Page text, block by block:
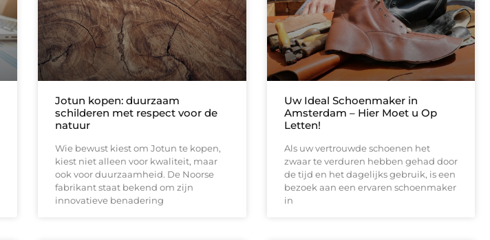
Jotun kopen: duurzaam
schilderen met respect voor de
natuur
Wie bewust kiest om Jotun te kopen,
kiest niet alleen voor kwaliteit, maar
ook voor duurzaamheid. De Noorse
fabrikant staat bekend om zijn
innovatieve benadering
Uw Ideal Schoenmaker in
Amsterdam – Hier Moet u Op
Letten!
Als uw vertrouwde schoenen het
zwaar te verduren hebben gehad door
de tijd en het dagelijks gebruik, is een
bezoek aan een ervaren schoenmaker
in